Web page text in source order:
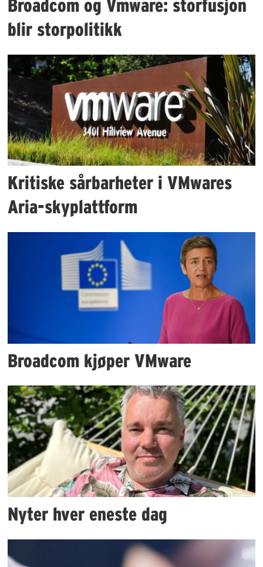
Broadcom og Vmware: storfusjon
blir storpolitikk
Kritiske sårbarheter i VMwares
Aria-skyplattform
Broadcom kjøper VMware
Nyter hver eneste dag